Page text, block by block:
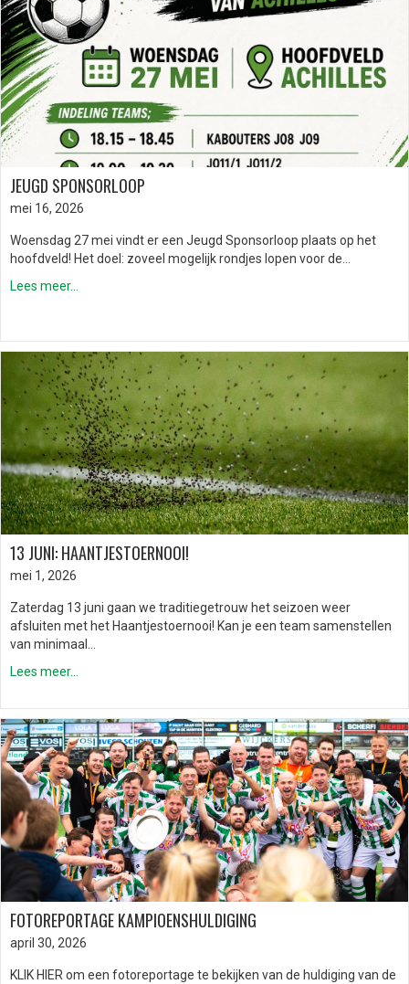
JEUGD SPONSORLOOP
mei 16, 2026
Woensdag 27 mei vindt er een Jeugd Sponsorloop plaats op het
hoofdveld! Het doel: zoveel mogelijk rondjes lopen voor de…
Lees meer...
13 JUNI: HAANTJESTOERNOOI!
mei 1, 2026
Zaterdag 13 juni gaan we traditiegetrouw het seizoen weer
afsluiten met het Haantjestoernooi! Kan je een team samenstellen
van minimaal…
Lees meer...
FOTOREPORTAGE KAMPIOENSHULDIGING
april 30, 2026
KLIK HIER om een fotoreportage te bekijken van de huldiging van de